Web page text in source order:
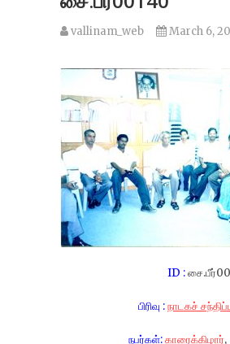
vallinam_web March 6,
ID :
பிரிவு :நாடகச்
நபர்கள்:காரைக்கிழார்